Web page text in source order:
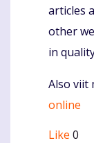
articles
other
in
Also viit
online
Like 0